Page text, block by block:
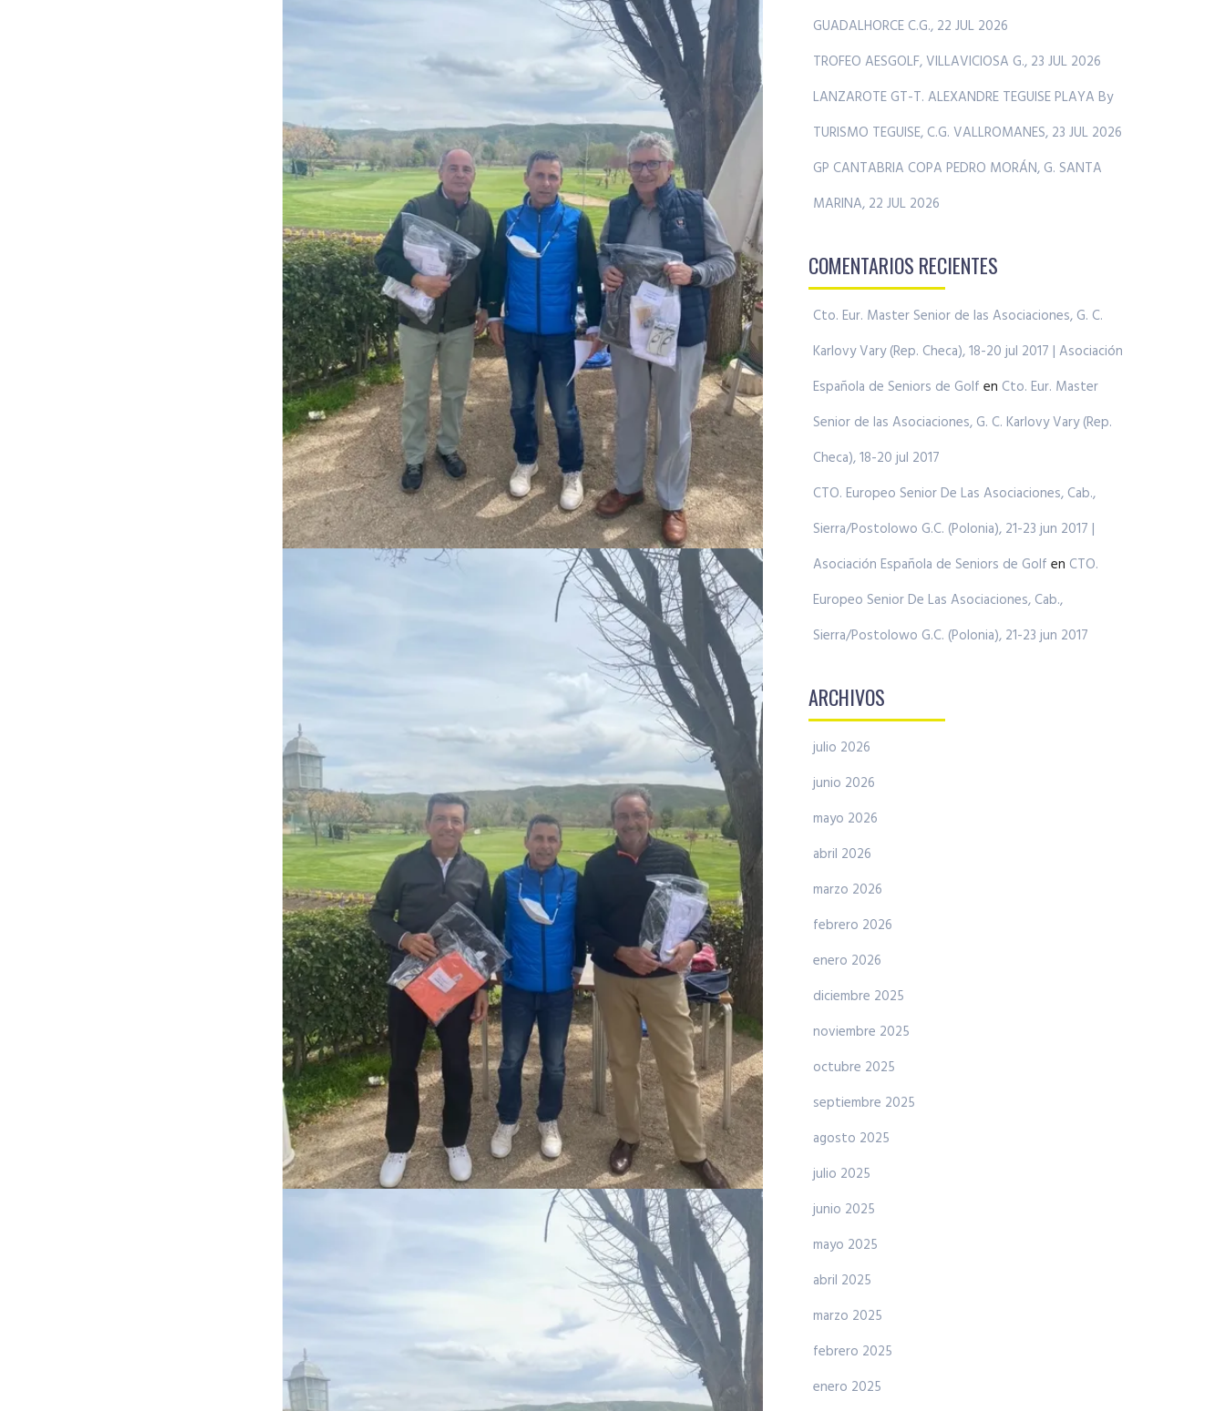
GUADALHORCE C.G., 22 JUL 2026
TROFEO AESGOLF, VILLAVICIOSA G., 23 JUL 2026
LANZAROTE GT-T. ALEXANDRE TEGUISE PLAYA By
TURISMO TEGUISE, C.G. VALLROMANES, 23 JUL 2026
GP CANTABRIA COPA PEDRO MORÁN, G. SANTA
MARINA, 22 JUL 2026
COMENTARIOS RECIENTES
Cto. Eur. Master Senior de las Asociaciones, G. C.
Karlovy Vary (Rep. Checa), 18-20 jul 2017 | Asociación
Española de Seniors de Golf en Cto. Eur. Master
Senior de las Asociaciones, G. C. Karlovy Vary (Rep.
Checa), 18-20 jul 2017
CTO. Europeo Senior De Las Asociaciones, Cab.,
Sierra/Postolowo G.C. (Polonia), 21-23 jun 2017 |
Asociación Española de Seniors de Golf en CTO.
Europeo Senior De Las Asociaciones, Cab.,
Sierra/Postolowo G.C. (Polonia), 21-23 jun 2017
ARCHIVOS
julio 2026
junio 2026
mayo 2026
abril 2026
marzo 2026
febrero 2026
enero 2026
diciembre 2025
noviembre 2025
octubre 2025
septiembre 2025
agosto 2025
julio 2025
junio 2025
mayo 2025
abril 2025
marzo 2025
febrero 2025
enero 2025